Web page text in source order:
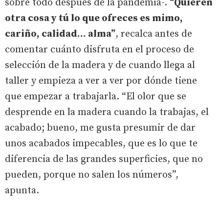
sobre todo después de la pandemia-. “Quieren
otra cosa y tú lo que ofreces es mimo,
cariño, calidad... alma”, recalca antes de
comentar cuánto disfruta en el proceso de
selección de la madera y de cuando llega al
taller y empieza a ver a ver por dónde tiene
que empezar a trabajarla. “El olor que se
desprende en la madera cuando la trabajas, el
acabado; bueno, me gusta presumir de dar
unos acabados impecables, que es lo que te
diferencia de las grandes superficies, que no
pueden, porque no salen los números”,
apunta.